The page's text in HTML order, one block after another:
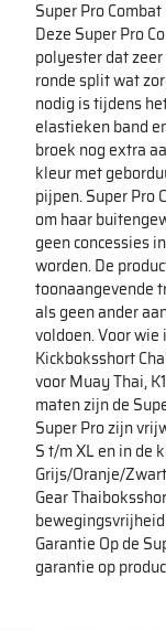
Super Pro
Deze Super Pro
polyester dat
ronde split wat
nodig is tijdens
elastieken band
broek nog extra
kleur met
pijpen. Super Pro
om haar
geen concessies
worden. De
toonaangevende
als geen ander
voldoen. Voor wie
Kickboksshort
voor Muay Thai,
maten zijn de
Super Pro zijn
S t/m XL en in de
Grijs/Oranje/
Gear
Garantie Op de
garantie op